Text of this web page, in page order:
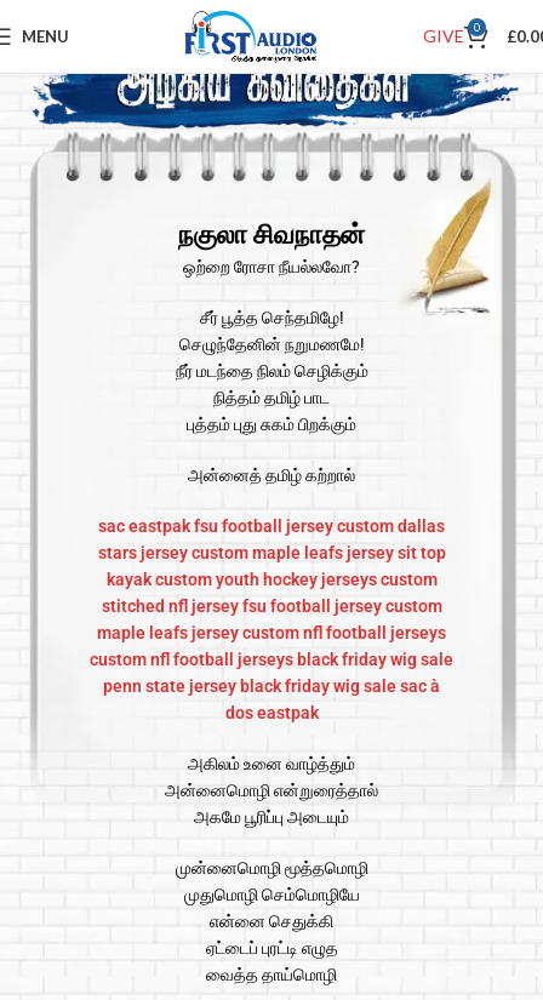
MENU GIVE 0 £
நகுலா சிவநாதன்
ஒற்றை ரோசா நீயல்லவோ?
சீர் பூத்த செந்தமிழே!
செழுந்தேனின் நறுமணமே!
நீர் மடந்தை நிலம் செழிக்கும்
நித்தம் தமிழ் பாட
புத்தம் புது சுகம் பிறக்கும்
அன்னைத் தமிழ் கற்றால்
sac eastpakfsu football jerseycustom dallas
stars jersey custom maple leafs jersey sit top
kayak custom youth hockey jerseys custom
stitched nfl jersey fsu football jersey custom
maple leafs jerseycustom nfl football jerseys
custom nfl football jerseys black friday wig sale
penn state jersey black friday wig salesac à
dos eastpak
அகிலம் உனை வாழ்த்தும்
அன்னைமொழி என்றுரைத்தால்
அகமே பூரிப்பு அடையும்
முன்னைமொழி மூத்தமொழி
முதுமொழி செம்மொழியே
என்னை செதுக்கி
ஏட்டைப் புரட்டி எழுத
வைத்த தாய்மொழி